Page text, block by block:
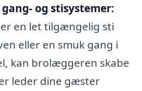
gang- og stisystemer:
en let tilgængelig sti
eller en smuk gang i
kan brolæggeren skabe
leder dine gæster